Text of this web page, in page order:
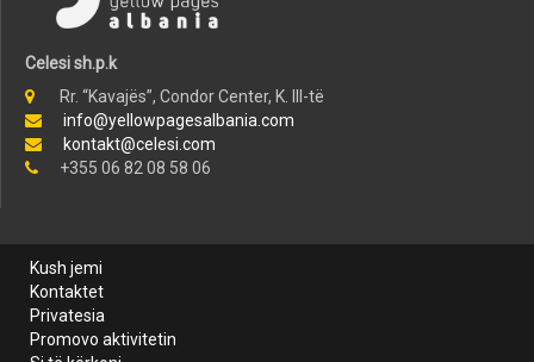
Celesi sh.p.k
Rr. “Kavajës”, Condor Center, K. III-të
info@yellowpagesalbania.com
kontakt@celesi.com
+355 06 82 08 58 06
Kush jemi
Kontaktet
Privatesia
Promovo aktivitetin